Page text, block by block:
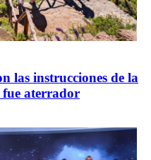
las instrucciones de la
fue aterrador